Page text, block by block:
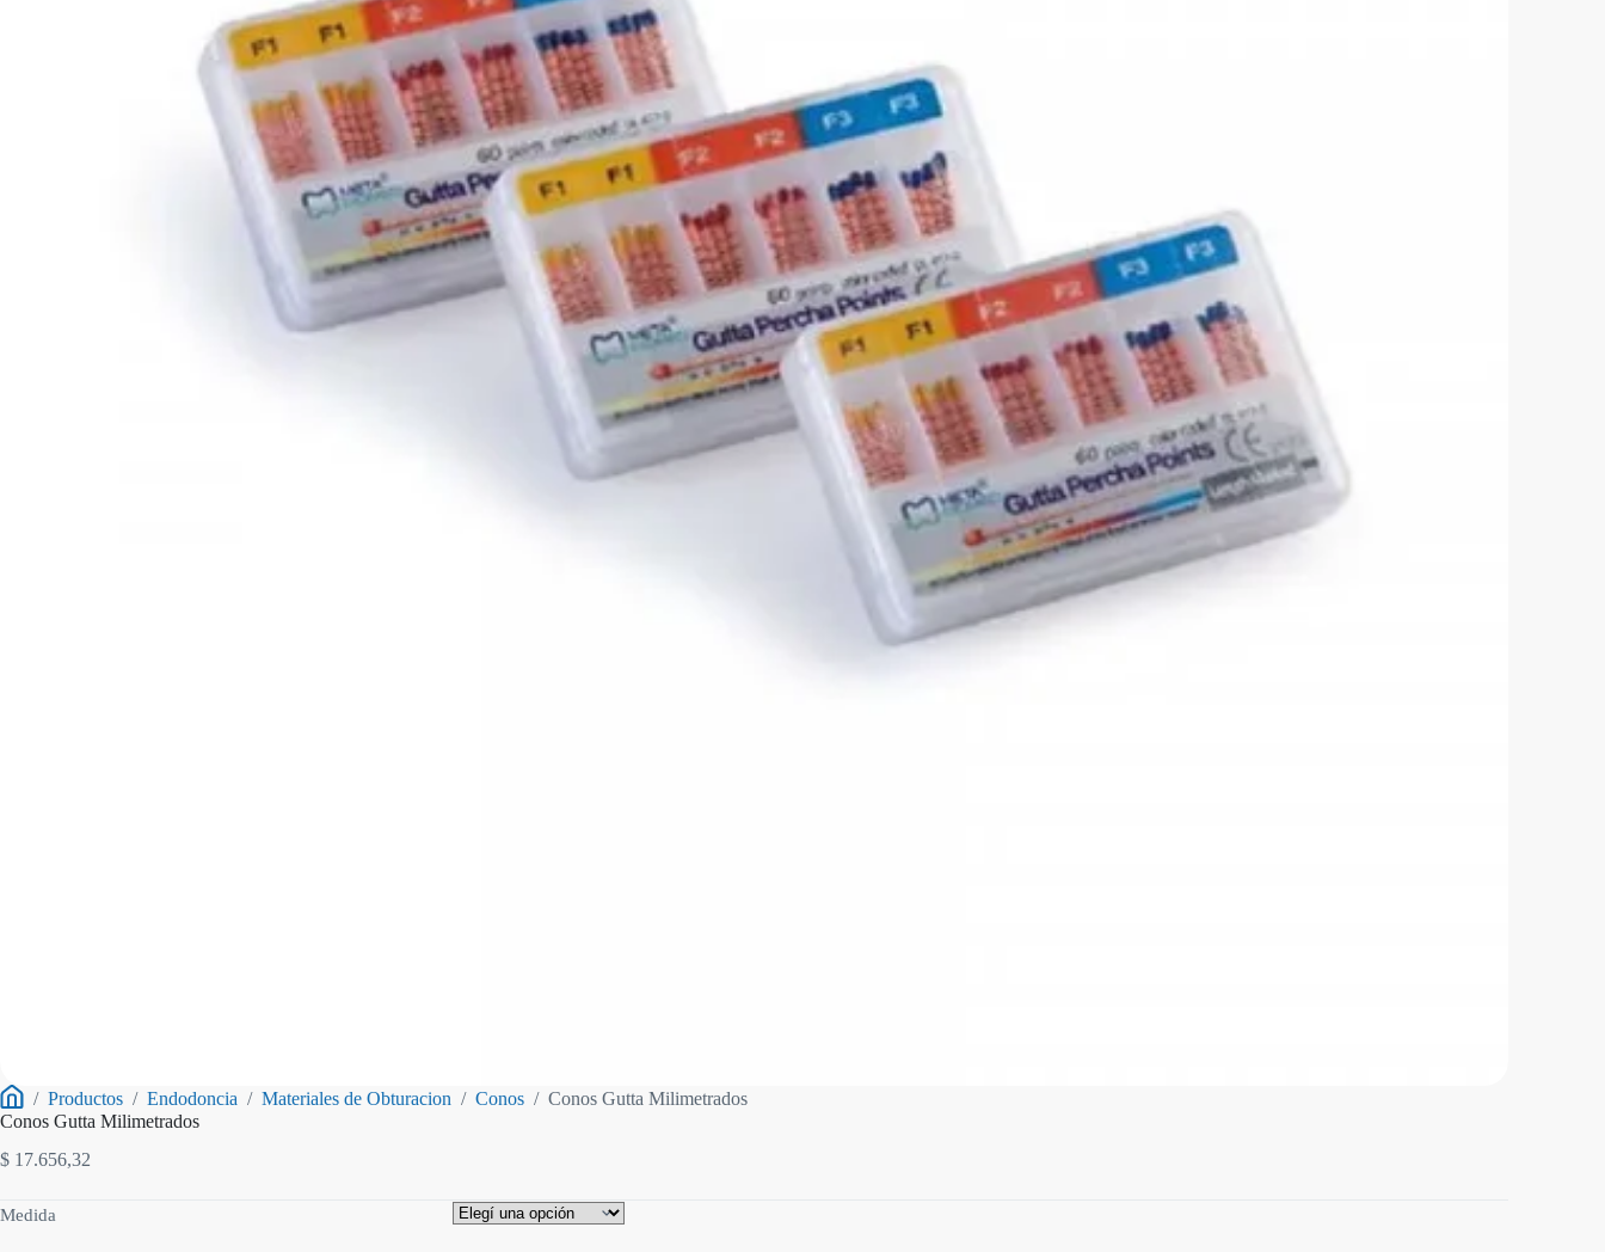
Inicio
/ Productos / Endodoncia / Materiales de Obturacion / Conos / Conos Gutta Milimetrados
Conos Gutta Milimetrados
$ 17.656,32
Medida